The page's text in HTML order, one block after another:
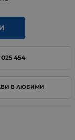
454
В ЛЮБИМИ